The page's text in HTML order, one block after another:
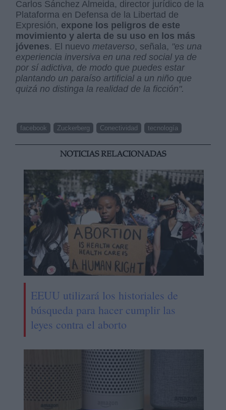
Carlos Sánchez Almeida, director jurídico de la
Plataforma en Defensa de la Libertad de
Expresión, expone los peligros de este
movimiento y alerta de su uso en los más
jóvenes. El nuevometaverso, señala, "es una
experiencia inversiva en una red social ya de
por sí adictiva, de modo que puedes estar
plantando un paraíso artificial a un niño que
quizá no distinga la realidad de la ficción".
facebook Zuckerberg Conectividad tecnología
NOTICIAS RELACIONADAS
EEUU utilizará los historiales de
búsqueda para hacer cumplir las
leyes contra el aborto